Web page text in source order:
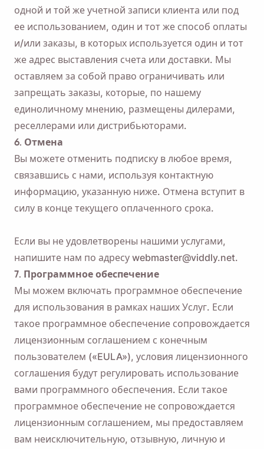
одной и той же учетной записи клиента или под
ее использованием, один и тот же способ оплаты
и/или заказы, в которых используется один и тот
же адрес выставления счета или доставки. Мы
оставляем за собой право ограничивать или
запрещать заказы, которые, по нашему
единоличному мнению, размещены дилерами,
реселлерами или дистрибьюторами.
6. Отмена
Вы можете отменить подписку в любое время,
связавшись с нами, используя контактную
информацию, указанную ниже. Отмена вступит в
силу в конце текущего оплаченного срока.
Если вы не удовлетворены нашими услугами,
напишите нам по адресу webmaster@viddly.net.
7. Программное обеспечение
Мы можем включать программное обеспечение
для использования в рамках наших Услуг. Если
такое программное обеспечение сопровождается
лицензионным соглашением с конечным
пользователем («EULA»), условия лицензионного
соглашения будут регулировать использование
вами программного обеспечения. Если такое
программное обеспечение не сопровождается
лицензионным соглашением, мы предоставляем
вам неисключительную, отзывную, личную и